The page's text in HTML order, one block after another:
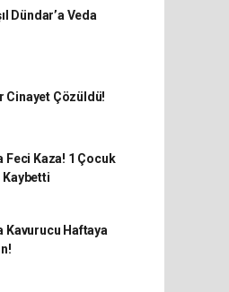
Dündar’a Veda
Cinayet Çözüldü!
Feci Kaza! 1 Çocuk
Kaybetti
Kavurucu Haftaya